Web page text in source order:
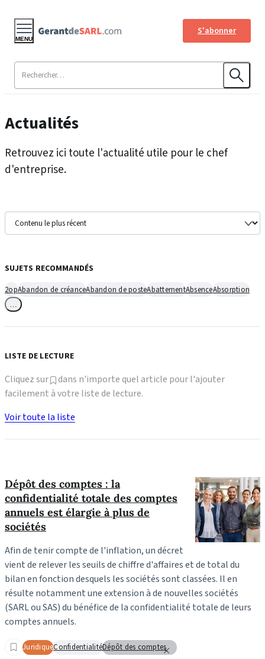
S'abonner
MENU
Actualités
Retrouvez ici toute l'actualité utile pour le chef
d'entreprise.
Dépôt des comptes : la
confidentialité totale des comptes
annuels est élargie à plus de
sociétés
Afin de tenir compte de l'inflation, un décret
vient de relever les seuils de chiffre d'affaires et de total du
bilan en fonction desquels les sociétés sont classées. Il en
résulte notamment une extension à de nouvelles sociétés
(SARL ou SAS) du bénéfice de la confidentialité totale de leurs
comptes annuels.
JuridiqueConfidentialitéDépôt des comptes
SUJETS RECOMMANDÉS
2opAbandon de créanceAbandon de posteAbattementAbsenceAbsorption
LISTE DE LECTURE
Cliquez sur
dans n'importe quel article pour l'ajouter
facilement à votre liste de lecture.
Voir toute la liste